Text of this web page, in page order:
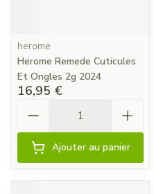
herome
Herome Remede Cuticules
Et Ongles 2g 2024
16,95 €
Ajouter au panier